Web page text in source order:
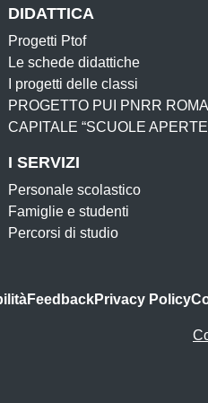
DIDATTICA
Progetti Ptof
Le schede didattiche
I progetti delle classi
PROGETTO PUI PNRR ROMA
CAPITALE “SCUOLE
I SERVIZI
Personale scolastico
Famiglie e studenti
Percorsi di studio
FeedbackPrivacy Policy